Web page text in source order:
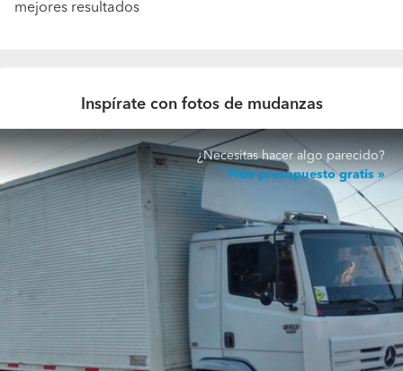
mejores resultados
Inspírate con fotos de mudanzas
¿Necesitas hacer algo parecido?
Pide presupuesto gratis